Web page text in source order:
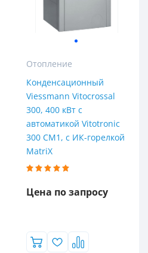
Отопление
Конденсационный
Viessmann Vitocrossal
300, 400 кВт с
автоматикой Vitotronic
300 CM1, с ИК-горелкой
MatriX
Цена по запросу